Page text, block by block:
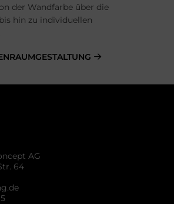
der Wandfarbe über die
hin zu individuellen
AG
64